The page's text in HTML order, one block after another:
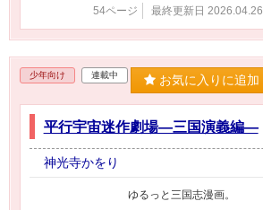
54ページ 最終更新日 2026.04.26
少年向け 連載中 お気に入りに追加
平行宇宙迷作劇場―三国演義編―
神光寺かをり
ゆるっと三国志漫画。